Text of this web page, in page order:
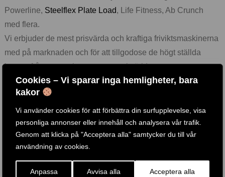
Cookies – Vi sparar inga hemligheter, bara
kakor
Vi använder cookies för att förbättra din surfupplevelse, visa
personliga annonser eller innehåll och analysera vår trafik.
Genom att klicka på "Acceptera alla" samtycker du till vår
användning av cookies.
Anpassa Avvisa alla Acceptera alla
Powerline, Steelflex Plate Load, Life Fitness, Ab Crunch
med flera.
Vi erbjuder de mest prisvärda och kraftiga friviktsmaskinerna
med på marknaden och för att tillgodose de högt ställda
kraven från tusentals gym runt om i världen.
OBS! Tänk på att köpa till vikter för dina gymmaskiner, ex.
Köp vikter här.
Flera av våra friviktsmaskiner (ex. sittande rodd, latsdrag,
finns att testa i vår fysiks butik i Kungsbacka, Välkomna!